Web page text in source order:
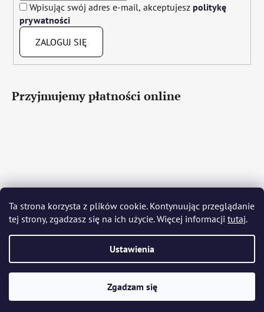
Ta strona korzysta z plików cookie. Kontynuując przeglądanie
tej strony, zgadzasz się na ich użycie. Więcej informacji tutaj.
Ustawienia
Zgadzam się
Wpisując swój adres e-mail, akceptujesz politykę
prywatności
ZALOGUJ SIĘ
Przyjmujemy płatności online
Język polski Română Italiano Español
Français
Português Български Hrvatski Slovenščina Srpski
Opracował Shoptet
Bohemia Crystal Glass
zastrzeżone.